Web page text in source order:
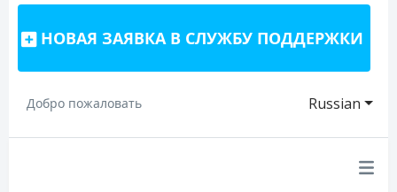
НОВАЯ ЗАЯВКА В СЛУЖБУ ПОДДЕРЖКИ
Russian
Добро пожаловать